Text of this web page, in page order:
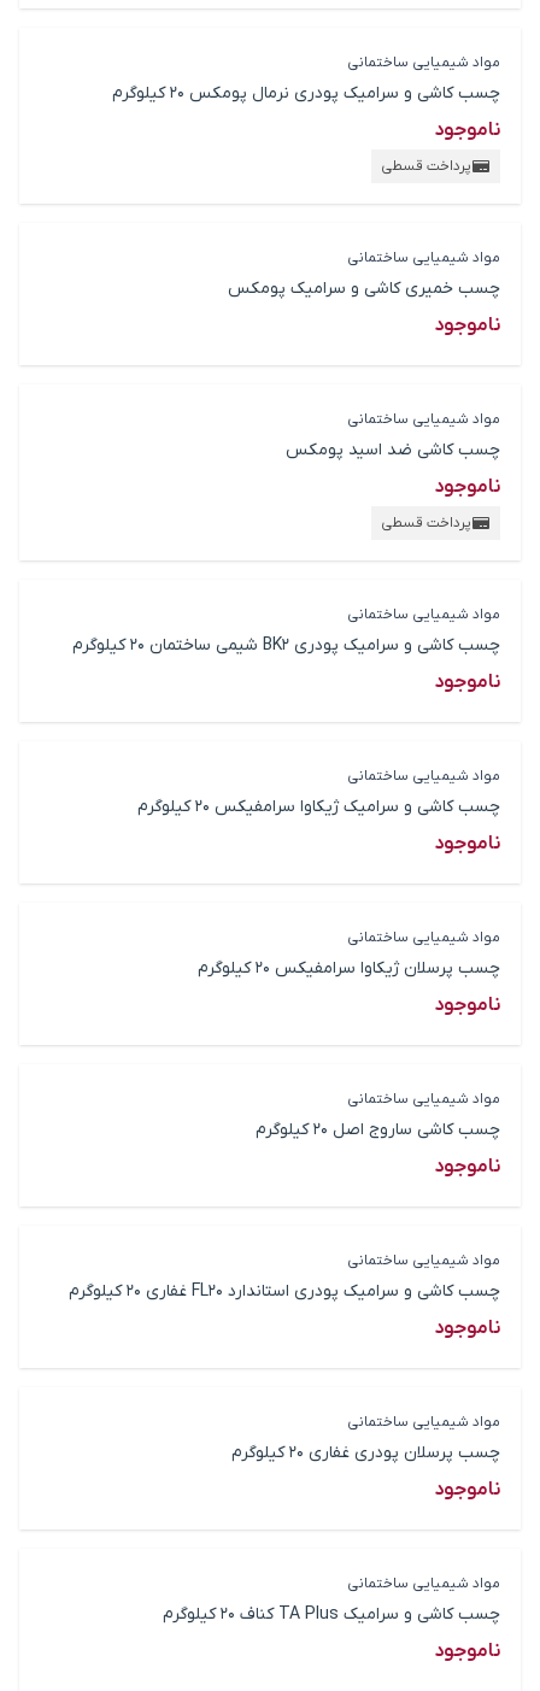
مواد شیمیایی ساختمانی
چسب کاشی و سرامیک پودری نرمال پومکس 20 کیلوگرم
ناموجود
پرداخت قسطی
مواد شیمیایی ساختمانی
چسب خمیری کاشی و سرامیک پومکس
ناموجود
مواد شیمیایی ساختمانی
چسب کاشی ضد اسید پومکس
ناموجود
پرداخت قسطی
مواد شیمیایی ساختمانی
چسب کاشی و سرامیک پودری BK2 شیمی ساختمان 20 کیلوگرم
ناموجود
مواد شیمیایی ساختمانی
چسب کاشی و سرامیک ژیکاوا سرامفیکس 20 کیلوگرم
ناموجود
مواد شیمیایی ساختمانی
چسب پرسلان ژیکاوا سرامفیکس 20 کیلوگرم
ناموجود
مواد شیمیایی ساختمانی
چسب کاشی ساروج اصل 20 کیلوگرم
ناموجود
مواد شیمیایی ساختمانی
چسب کاشی و سرامیک پودری استاندارد FL20 غفاری 20 کیلوگرم
ناموجود
مواد شیمیایی ساختمانی
چسب پرسلان پودری غفاری 20 کیلوگرم
ناموجود
مواد شیمیایی ساختمانی
چسب کاشی و سرامیک TA Plus کناف 20 کیلوگرم
ناموجود